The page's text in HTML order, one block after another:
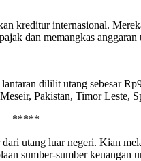
kreditur internasional.
dan memangkas
dililit utang sebesar
Pakistan, Timor Leste,
*****
utang luar negeri. Kian
sumber-sumber keuangan